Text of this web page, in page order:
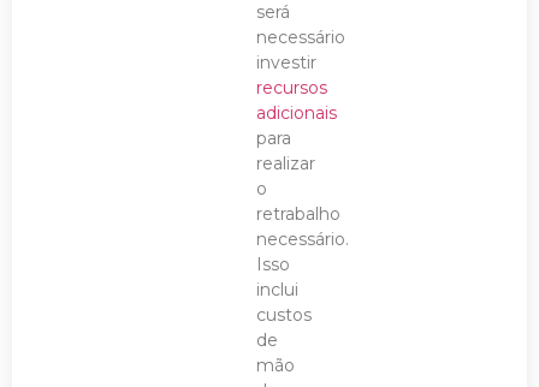
será
necessário
investir
recursos
adicionais
para
realizar
o
retrabalho
necessário.
Isso
inclui
custos
de
mão